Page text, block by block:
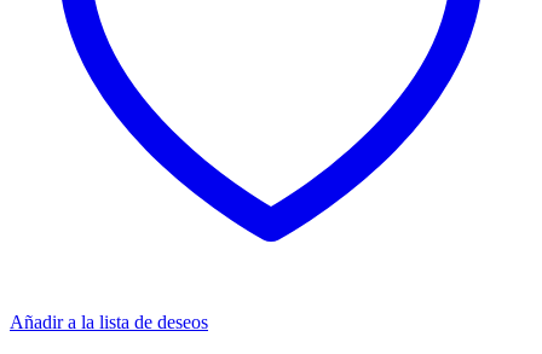
Añadir a la lista de deseos